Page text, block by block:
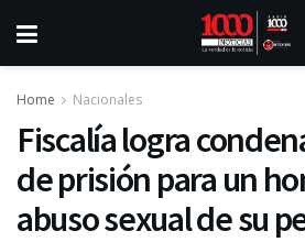
Home Nacionales
Fiscalía logra
de prisión para un
abuso sexual de su